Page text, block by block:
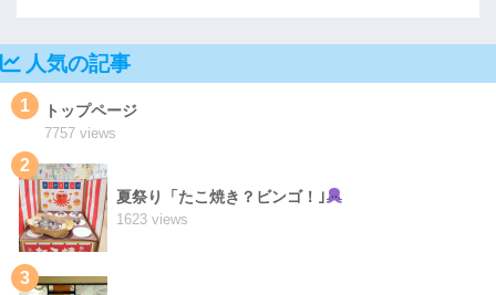
人気の記事
1 トップページ
7757 views
2
夏祭り「たこ焼き？ビンゴ！｣
1623 views
3